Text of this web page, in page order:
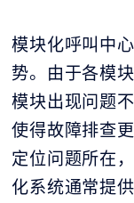
模块化呼叫中
势。由于各模
模块出现问题
使得故障排查
定位问题所在
化系统通常提